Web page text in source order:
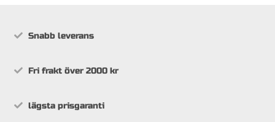
Snabb leverans
Fri frakt över 2000 kr
lägsta prisgaranti